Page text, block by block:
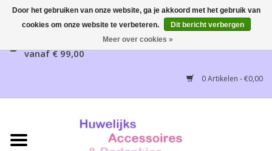
Gratis verzending mogelijk, NL vanaf € 65,00, België
vanaf € 99,00
0 Artikelen - €0,00
Home
Bruidsaccessoires
Door het gebruiken van onze website, ga je akkoord met het gebruik van
cookies om onze website te verbeteren.
Dit bericht verbergen
Meer over cookies »